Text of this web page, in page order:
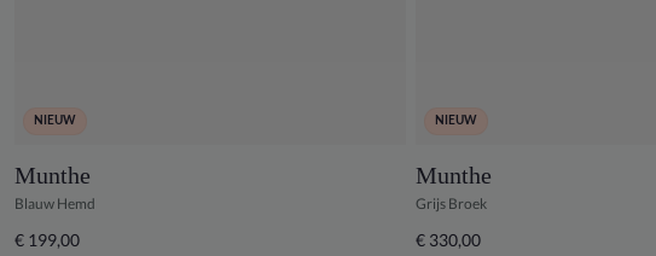
NIEUW
Munthe
Blauw Hemd
€ 199,00
NIEUW
Munthe
Grijs Broek
€ 330,00